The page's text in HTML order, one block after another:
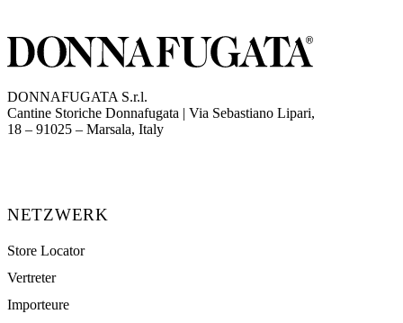
DONNAFUGATA S.r.l.
Cantine Storiche Donnafugata | Via Sebastiano Lipari,
18 – 91025 – Marsala, Italy(opens in new tab)
NETZWERK
Store Locator
Vertreter
Importeure